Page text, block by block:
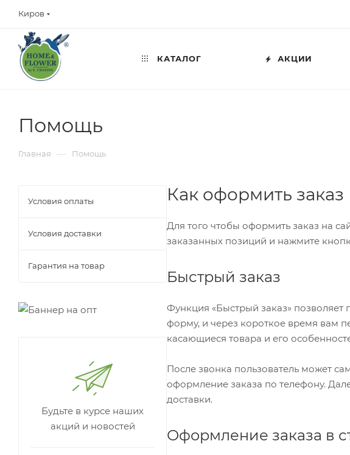
Киров
КАТАЛОГ АКЦИИ
Помощь
Главная — Помощь
Как оформить заказ
Для того чтобы оформить заказ на
заказанных позиций и нажмите
Быстрый заказ
Функция «Быстрый заказ»
форму, и через короткое время вам
касающиеся товара и его
После звонка пользователь может
оформление заказа по телефону.
доставки.
Оформление заказа в
Условия оплаты
Условия доставки
Гарантия на товар
Будьте в курсе наших
акций и новостей